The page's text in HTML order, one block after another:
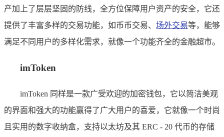
产加上了层层坚固的防线，全方位保障用户资产的安全，它还
提供了丰富多样的交易功能，如币币交易、 场外交易等，能够
满足不同用户的多样化需求，就像一个功能齐全的金融超市。
imToken
imToken 同样是一款广受欢迎的加密钱包，它以简洁美观
的界面和强大的功能赢得了广大用户的喜爱，它就像一个时尚
且实用的数字收纳盒，支持以太坊及其 ERC - 20 代币的存储